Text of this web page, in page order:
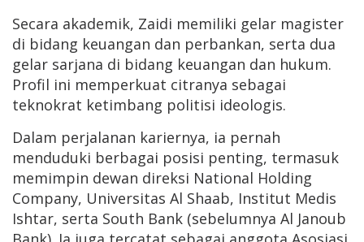
Secara akademik, Zaidi memiliki gelar magister
di bidang keuangan dan perbankan, serta dua
gelar sarjana di bidang keuangan dan hukum.
Profil ini memperkuat citranya sebagai
teknokrat ketimbang politisi ideologis.
Dalam perjalanan kariernya, ia pernah
menduduki berbagai posisi penting, termasuk
memimpin dewan direksi National Holding
Company, Universitas Al Shaab, Institut Medis
Ishtar, serta South Bank (sebelumnya Al Janoub